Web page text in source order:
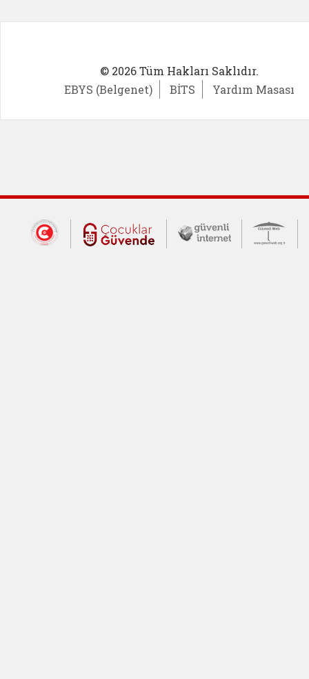
© 2026 Tüm Hakları Saklıdır.
EBYS (Belgenet)
BİTS Yardım Masası
Dış Bağlantılar
Cumhurbaşkanlığı İletişim Merkezi
Çocuklar Güvende (yeni
Güvenli